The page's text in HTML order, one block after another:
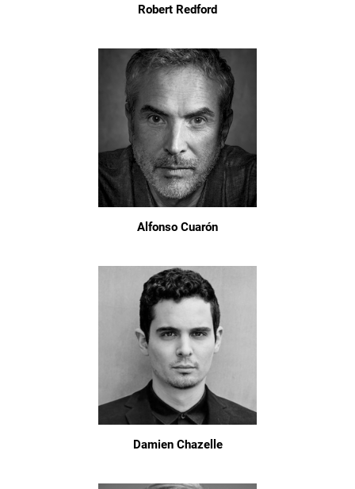
Robert Redford
Alfonso Cuarón
Damien Chazelle